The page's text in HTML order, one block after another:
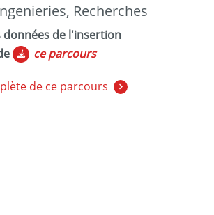
Recherches
données de l'insertion
ce parcours
de ce parcours